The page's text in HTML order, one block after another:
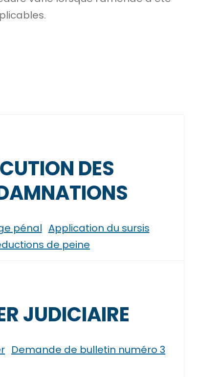
DES
pénal Application du sursis
de peine
JUDICIAIRE
Demande de bulletin numéro 3